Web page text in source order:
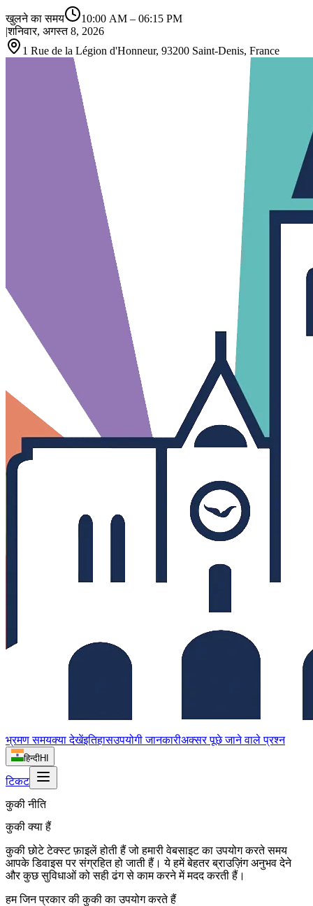
खुलने का समय 10:00 AM – 06:15 PM
|शनिवार, अगस्त 8, 2026
1 Rue de la Légion d'Honneur, 93200 Saint‑Denis, France
भ्रमण समयक्या देखेंइतिहासउपयोगी जानकारीअक्सर पूछे जाने वाले प्रश्न
हिन्दीHI
टिकट
कुकी नीति
कुकी क्या हैं
कुकी छोटे टेक्स्ट फ़ाइलें होती हैं जो हमारी वेबसाइट का उपयोग करते समय
आपके डिवाइस पर संग्रहित हो जाती हैं। ये हमें बेहतर ब्राउज़िंग अनुभव देने
और कुछ सुविधाओं को सही ढंग से काम करने में मदद करती हैं।
हम जिन प्रकार की कुकी का उपयोग करते हैं